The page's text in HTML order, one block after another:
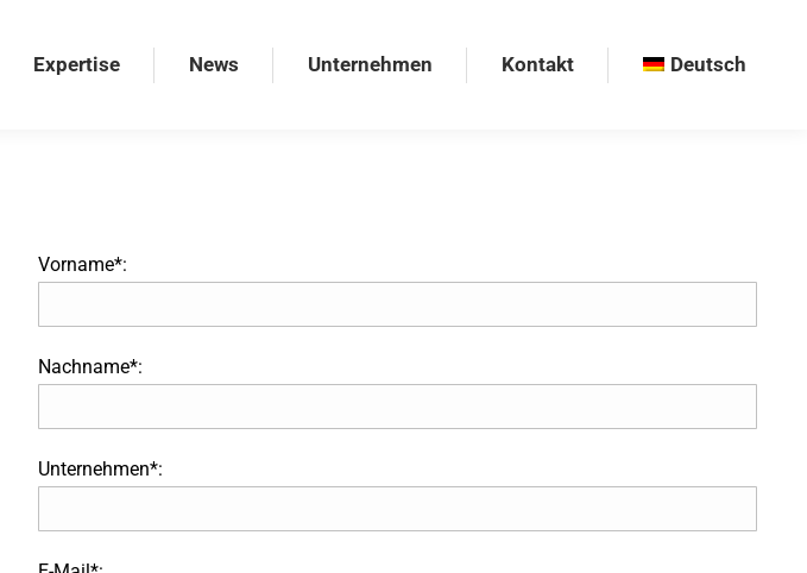
Expertise News Unternehmen Kontakt Deutsch
Vorname*:
Nachname*:
Unternehmen*:
Expertise News Unternehmen Kontakt Deutsch